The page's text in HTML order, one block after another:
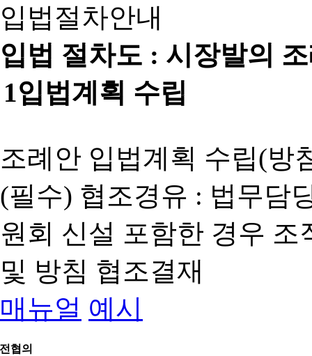
입법절차안내
입법 절차도 : 시장발의
1입법계획 수립
조례안 입법계획 수립(방
(필수) 협조경유 : 법무담
원회 신설 포함한 경우
및 방침 협조결재
매뉴얼 예시
협의